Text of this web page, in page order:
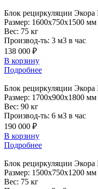
Блок рециркуляции
Размер: 1600x750x1500 мм
Вес: 75 кг
Производ-ть: 3 м3 в час
138 000 ₽
В корзину
Подробнее
Блок рециркуляции
Размер: 1700x900x1800 мм
Вес: 90 кг
Производ-ть: 6 м3 в час
190 000 ₽
В корзину
Подробнее
Блок рециркуляции
Размер: 1500x750x1200 мм
Вес: 75 кг